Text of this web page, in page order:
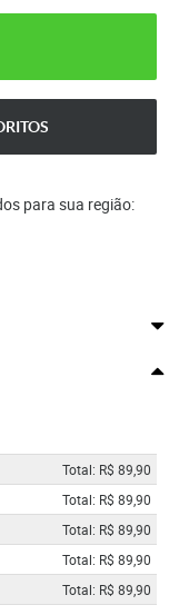
para sua região:
Total: R$ 89,90
Total: R$ 89,90
Total: R$ 89,90
Total: R$ 89,90
Total: R$ 89,90